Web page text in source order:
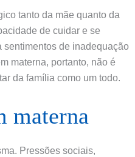
tanto da mãe quanto da
de cuidar e se
sentimentos de inadequação
materna, portanto, não é
da família como um todo.
materna
Pressões sociais,